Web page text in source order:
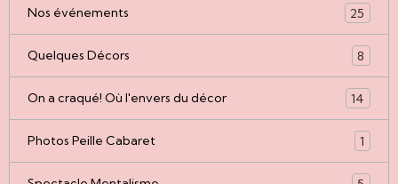
Nos événements 25
Quelques Décors 8
On a craqué! Où l'envers du décor 14
Photos Peille Cabaret 1